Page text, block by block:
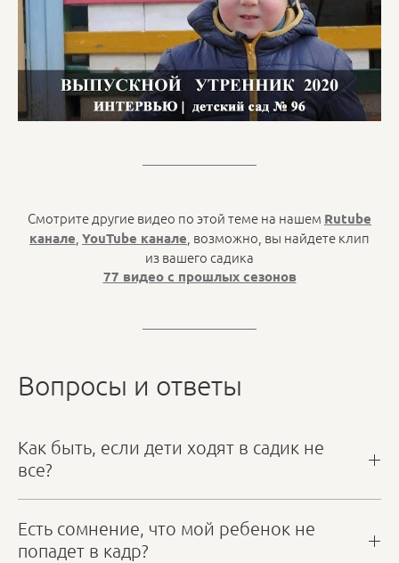
Смотрите другие видео по этой теме на нашем Rutube
канале YouTube канале , возможно, вы найдете клип
из вашего садика
77 видео с прошлых сезонов
Вопросы и ответы
Как быть, если дети ходят в садик не
все?
Есть сомнение, что мой ребенок не
попадет в кадр?